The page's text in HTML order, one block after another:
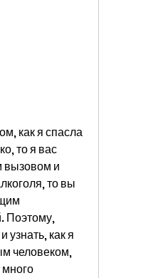
как я спасла
то я вас
вызовом и
то вы
Поэтому,
узнать, как я
человеком,